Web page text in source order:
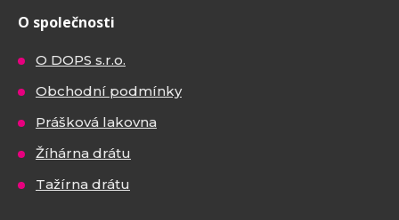
O společnosti
O DOPS s.r.o.
Obchodní podmínky
Prášková lakovna
Žíhárna drátu
Tažírna drátu